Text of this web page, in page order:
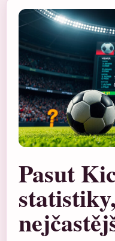
Pasut